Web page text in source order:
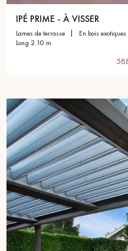
IPÉ PRIME - À VISSER
lames de terrasse en bois exotiques
long 2.10 m